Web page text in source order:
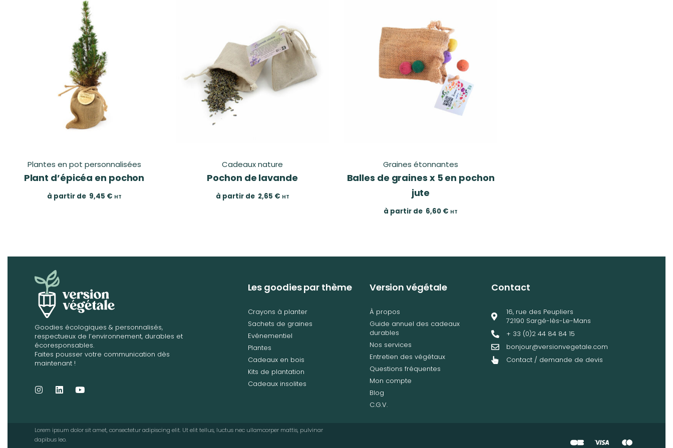
Plantes en pot personnalisées
Plant d’épicéa en pochon
à partir de 9,45 € HT
Cadeaux nature
Pochon de lavande
à partir de 2,65 € HT
Graines étonnantes
Balles de graines x 5 en pochon
jute
à partir de 6,60 € HT
Goodies écologiques & personnalisés,
respectueux de l’environnement, durables et
écoresponsables.
Faites pousser votre communication dès
maintenant !
Les goodies par thème
Crayons à planter
Sachets de graines
Evénementiel
Plantes
Cadeaux en bois
Kits de plantation
Cadeaux insolites
Version végétale
À propos
Guide annuel des cadeaux
durables
Nos services
Entretien des végétaux
Questions fréquentes
Mon compte
Blog
C.G.V.
Contact
16, rue des Peupliers
72190 Sargé-lès-Le-Mans
+ 33 (0)2 44 84 84 15
bonjour@versionvegetale.com
Contact / demande de devis
Lorem ipsum dolor sit amet, consectetur adipiscing elit. Ut elit tellus, luctus nec ullamcorper mattis, pulvinar
dapibus leo.